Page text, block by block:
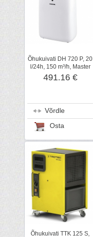
Õhukuivati DH 720 P, 20
l/24h, 150 m³/h, Master
491.16 €
Võrdle
Osta
Õhukuivati TTK 125 S,